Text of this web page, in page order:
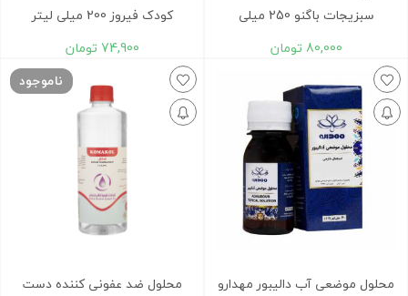
سبزیجات باگنو 250 میلی
80,000 تومان
کودک فیروز 200 میلی لیتر
74,900 تومان
محلول موضعی آب دالیبور مهدارو
ناموجود
محلول ضد عفونی کننده دست